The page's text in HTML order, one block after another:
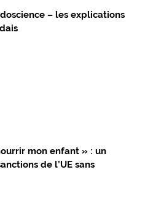
– les explications
mon enfant » : un
de l’UE sans